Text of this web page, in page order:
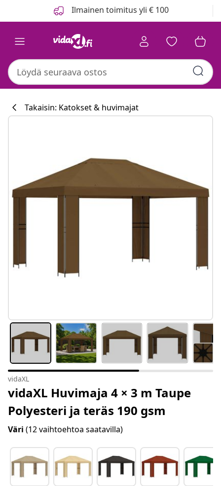
Ilmainen toimitus yli € 100
#sharemevidaxl
Takaisin: Katokset & huvimajat
vidaXL
vidaXL Huvimaja 4 × 3 m Taupe
Polyesteri ja teräs 190 gsm
Väri (12 vaihtoehtoa saatavilla)